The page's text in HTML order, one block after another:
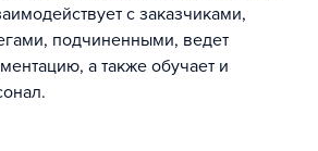
с заказчиками,
подчиненными, ведет
а также обучает и